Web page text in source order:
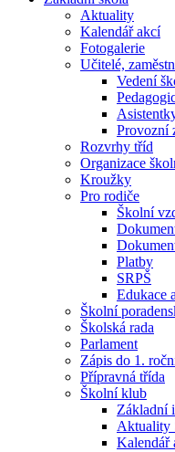
Aktuality
Kalendář akcí
Fotogalerie
Učitelé,
Vedení
Provozní
Rozvrhy tříd
Organizace
Kroužky
Pro rodiče
Školní
Platby
SRPŠ
Edukace
Školní
Školská rada
Parlament
Zápis do 1.
Přípravná třída
Školní klub
Základní
Aktuality
Kalendář